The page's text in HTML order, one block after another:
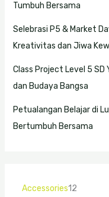
Tumbuh Bersama
Selebrasi P5 & Market
Kreativitas dan Jiwa
Class Project Level 5 SD
dan Budaya Bangsa
Petualangan Belajar di
Bertumbuh Bersama
Accessories12